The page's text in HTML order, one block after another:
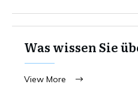
Was wissen Sie
View More